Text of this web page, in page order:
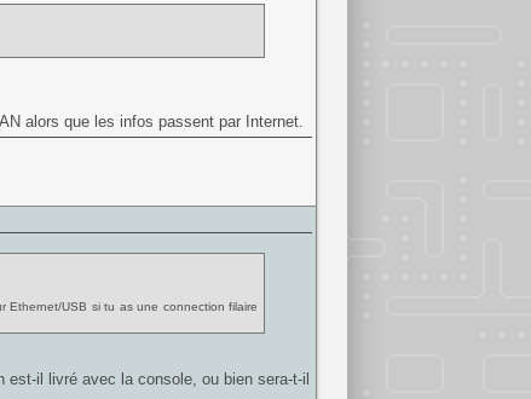
alors que les infos passent par Internet.
USB si tu as une connection filaire
il livré avec la console, ou bien sera-t-il